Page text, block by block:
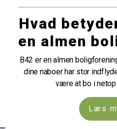
Hvad
en almen
B42 er en almen
dine naboer har stor
være at bo i
Læs